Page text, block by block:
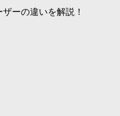
ーの違いを解説！